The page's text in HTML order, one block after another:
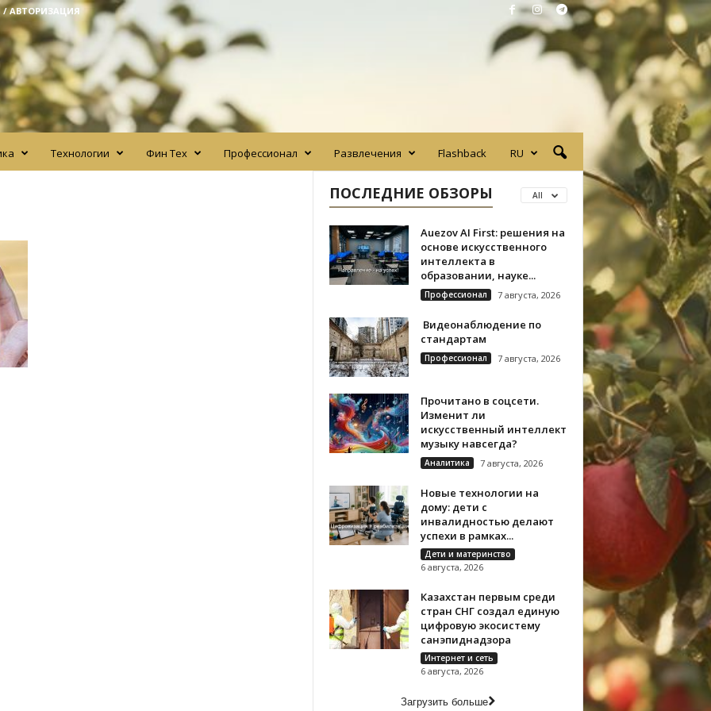
/ АВТОРИЗАЦИЯ
Технологии Фин Тех Профессионал Развлечения Flashback RU
ПОСЛЕДНИЕ ОБЗОРЫ All
Auezov AI First: решения на
основе искусственного
интеллекта в
образовании, науке...
Профессионал 7 августа, 2026
Видеонаблюдение по
стандартам
Профессионал 7 августа, 2026
Прочитано в соцсети.
Изменит ли
искусственный интеллект
музыку навсегда?
Аналитика 7 августа, 2026
Новые технологии на
дому: дети с
инвалидностью делают
успехи в рамках...
Дети и материнство
6 августа, 2026
Казахстан первым среди
стран СНГ создал единую
цифровую экосистему
санэпиднадзора
Интернет и сеть
6 августа, 2026
Загрузить больше